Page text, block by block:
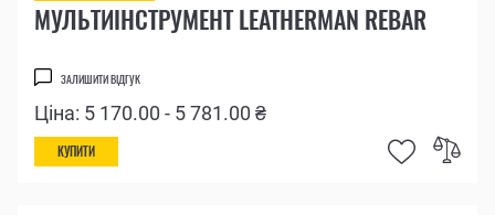
МУЛЬТИІНСТРУМЕНТ LEATHERMAN REBAR
ЗАЛИШИТИ ВІДГУК
Ціна: 5 170.00 - 5 781.00 ₴
КУПИТИ